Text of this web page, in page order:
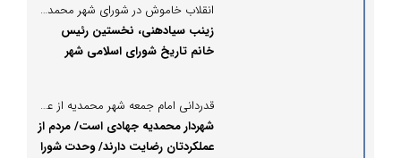
انقلاب خاموش در شورای شهر محمدیه؛
زینب سیادهنی، نخستین رئیس
خانم تاریخ شورای اسلامی شهر
قدردانی امام جمعه شهر محمدیه از عملکرد شهرداری و شورا محمدیه؛
شهردار محمدیه جهادی است/ مردم از
عملکردتان رضایت دارند/ وحدت شورا